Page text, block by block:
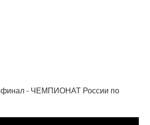
финал - ЧЕМПИОНАТ России по